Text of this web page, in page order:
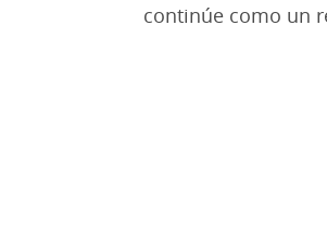
continúe como un